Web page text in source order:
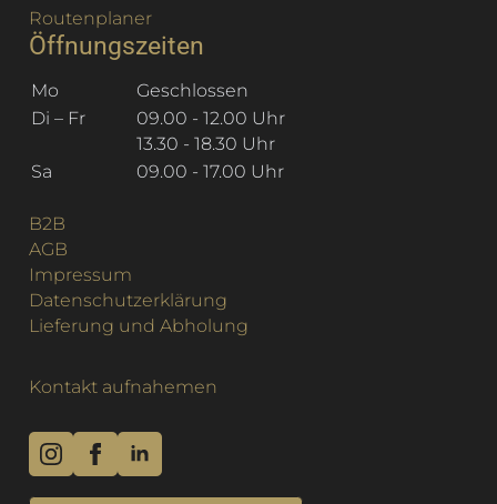
Routenplaner
Öffnungszeiten
Mo
Geschlossen
Di – Fr
09.00 - 12.00 Uhr
13.30 - 18.30 Uhr
Sa
09.00 - 17.00 Uhr
B2B
AGB
Impressum
Datenschutzerklärung
Lieferung und Abholung
Kontakt aufnahemen